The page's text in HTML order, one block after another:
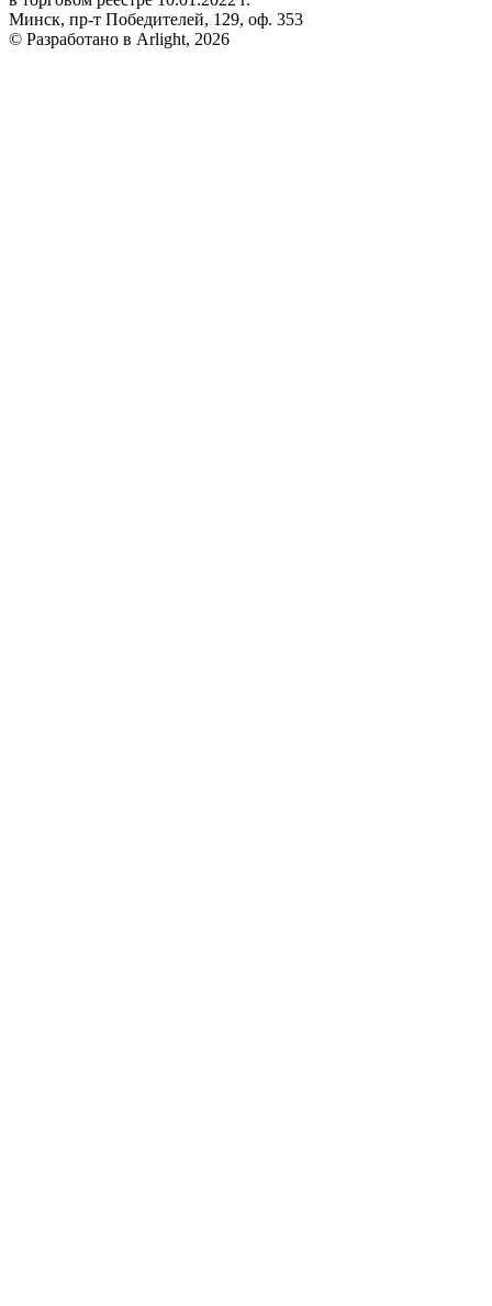
Минск, пр-т Победителей, 129, оф. 353
© Разработано в Arlight, 2026